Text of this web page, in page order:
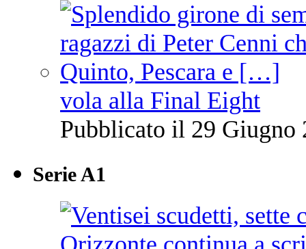
vola alla Final Eight
Pubblicato il 29 Giugno
Serie A1